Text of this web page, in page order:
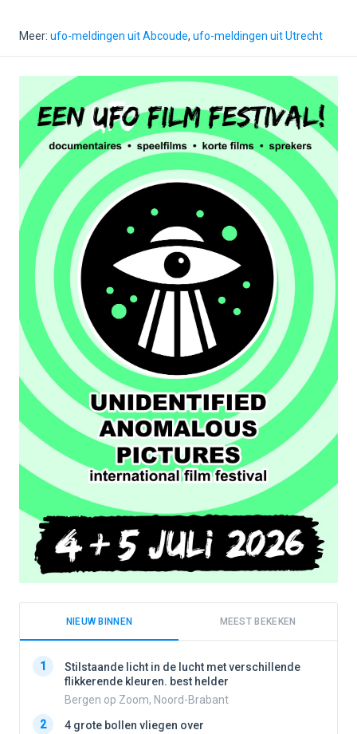
Meer: ufo-meldingen uit Abcoude, ufo-meldingen uit Utrecht
NIEUW BINNEN MEEST BEKEKEN
1
Stilstaande licht in de lucht met verschillende
flikkerende kleuren. best helder
Bergen op Zoom, Noord-Brabant
2
4 grote bollen vliegen over